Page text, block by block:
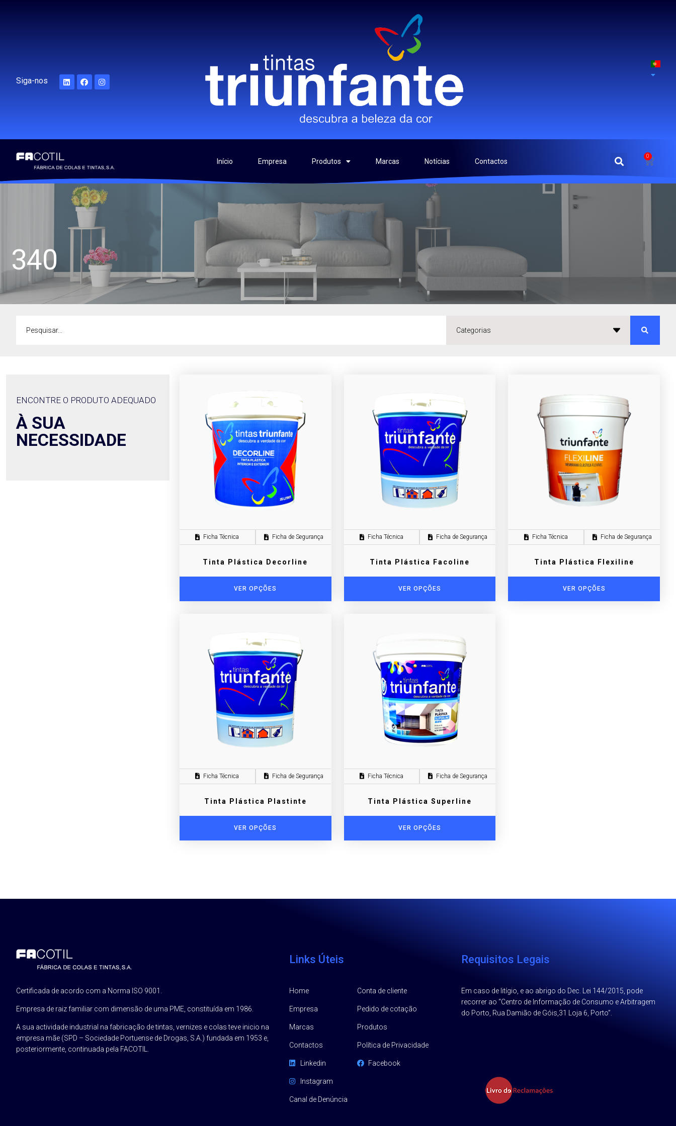
Siga-nos
Início Empresa Produtos Marcas Notícias Contactos
0
340
Categorias
ENCONTRE O PRODUTO ADEQUADO
À SUA
NECESSIDADE
Ficha Técnica Ficha de Segurança
Tinta Plástica Decorline
VER OPÇÕES
Ficha Técnica Ficha de Segurança
Tinta Plástica Facoline
VER OPÇÕES
Ficha Técnica Ficha de Segurança
Tinta Plástica Flexiline
VER OPÇÕES
Ficha Técnica Ficha de Segurança
Tinta Plástica Plastinte
VER OPÇÕES
Ficha Técnica Ficha de Segurança
Tinta Plástica Superline
VER OPÇÕES
Certificada de acordo com a Norma ISO 9001.
Empresa de raiz familiar com dimensão de uma PME, constituída em 1986.
A sua actividade industrial na fabricação de tintas, vernizes e colas teve inicio na
empresa mãe (SPD – Sociedade Portuense de Drogas, S.A.) fundada em 1953 e,
posteriormente, continuada pela FACOTIL.
Links Úteis
Home
Empresa
Marcas
Contactos
Linkedin
Instagram
Canal de Denúncia
Conta de cliente
Pedido de cotação
Produtos
Política de Privacidade
Facebook
Requisitos Legais
Em caso de litígio, e ao abrigo do Dec. Lei 144/2015, pode
recorrer ao “Centro de Informação de Consumo e Arbitragem
do Porto, Rua Damião de Góis,31 Loja 6, Porto”.